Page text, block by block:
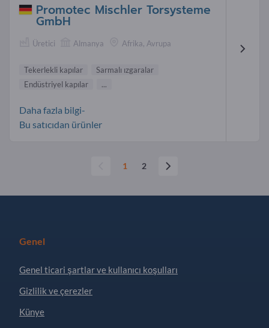
Promotec Mischler Torsysteme
GmbH
Üretici Almanya Afrika, Avrupa
Tekerlekli kapılar
Sarmalı ızgaralar
Endüstriyel kapılar
...
Daha fazla bilgi-
Bu satıcıdan ürünler
1 2
Genel
Genel ticari şartlar ve kullanıcı koşulları
Gizlilik ve çerezler
Künye